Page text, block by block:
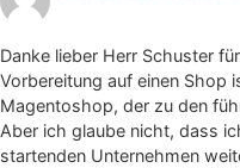
Danke lieber Herr Schuster
Vorbereitung auf einen Shop
Magentoshop, der zu den
Aber ich glaube nicht, dass
startenden Unternehmen